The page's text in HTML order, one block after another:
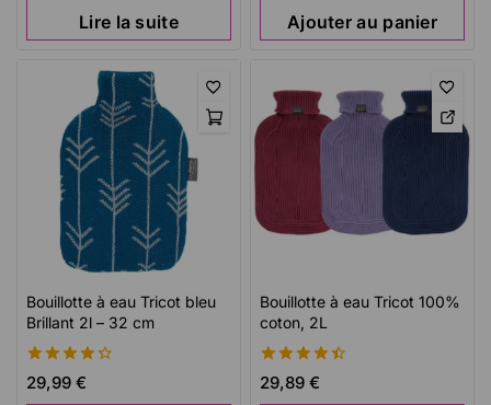
Lire la suite Ajouter au panier
Bouillotte à eau Tricot bleu
Brillant 2l – 32 cm
4.35
de 5
29,99 €
Bouillotte à eau Tricot 100%
coton, 2L
4.53
de 5
29,89 €